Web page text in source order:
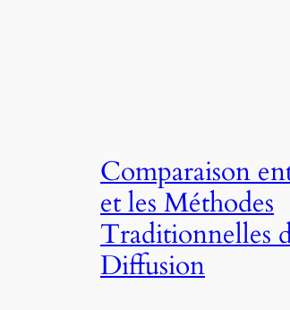
Comparaison
et les Méthodes
Traditionnelles
Diffusion